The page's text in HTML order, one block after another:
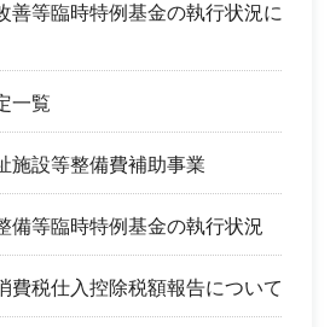
善等臨時特例基金の執行状況に
一覧
施設等整備費補助事業
備等臨時特例基金の執行状況
費税仕入控除税額報告について